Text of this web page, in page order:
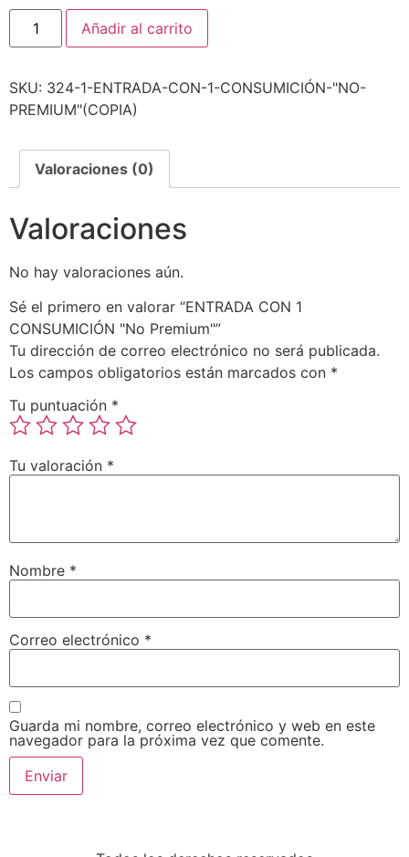
Añadir al carrito
SKU: 324-1-ENTRADA-CON-1-CONSUMICIÓN-"NO-
PREMIUM"(COPIA)
Valoraciones (0)
Valoraciones
No hay valoraciones aún.
Sé el primero en valorar “ENTRADA CON 1
CONSUMICIÓN "No Premium"”
Tu dirección de correo electrónico no será publicada.
Los campos obligatorios están marcados con *
Tu puntuación *
Tu valoración *
Nombre *
Correo electrónico *
Guarda mi nombre, correo electrónico y web en este
navegador para la próxima vez que comente.